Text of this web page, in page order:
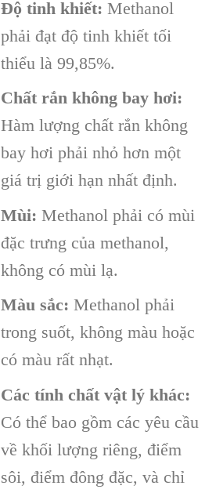
Độ tinh khiết: Methanol
phải đạt độ tinh khiết tối
thiểu là 99,85%.
Chất rắn không bay hơi:
Hàm lượng chất rắn không
bay hơi phải nhỏ hơn một
giá trị giới hạn nhất định.
Mùi: Methanol phải có mùi
đặc trưng của methanol,
không có mùi lạ.
Màu sắc: Methanol phải
trong suốt, không màu hoặc
có màu rất nhạt.
Các tính chất vật lý khác:
Có thể bao gồm các yêu cầu
về khối lượng riêng, điểm
sôi, điểm đông đặc, và chỉ